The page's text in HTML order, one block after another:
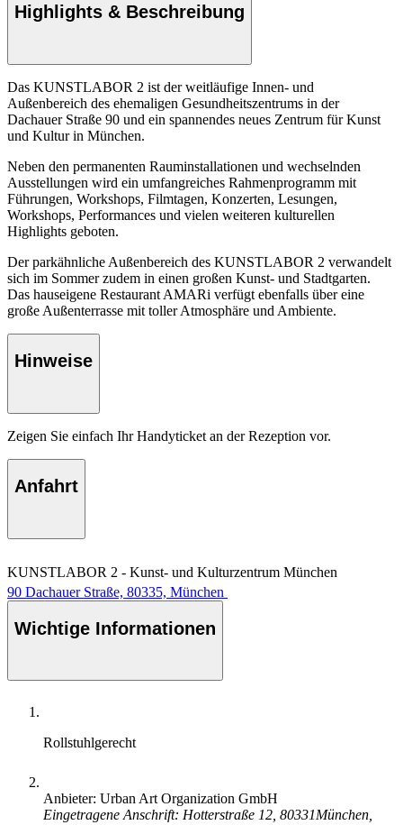
Highlights & Beschreibung
Das KUNSTLABOR 2 ist der weitläufige Innen- und
Außenbereich des ehemaligen Gesundheitszentrums in der
Dachauer Straße 90 und ein spannendes neues Zentrum für Kunst
und Kultur in München.
Neben den permanenten Rauminstallationen und wechselnden
Ausstellungen wird ein umfangreiches Rahmenprogramm mit
Führungen, Workshops, Filmtagen, Konzerten, Lesungen,
Workshops, Performances und vielen weiteren kulturellen
Highlights geboten.
Der parkähnliche Außenbereich des KUNSTLABOR 2 verwandelt
sich im Sommer zudem in einen großen Kunst- und Stadtgarten.
Das hauseigene Restaurant AMARi verfügt ebenfalls über eine
große Außenterrasse mit toller Atmosphäre und Ambiente.
Hinweise
Zeigen Sie einfach Ihr Handyticket an der Rezeption vor.
Anfahrt
KUNSTLABOR 2 - Kunst- und Kulturzentrum München
90 Dachauer Straße, 80335, München
Wichtige Informationen
Rollstuhlgerecht
Anbieter: Urban Art Organization GmbH
Eingetragene Anschrift: Hotterstraße 12, 80331München,